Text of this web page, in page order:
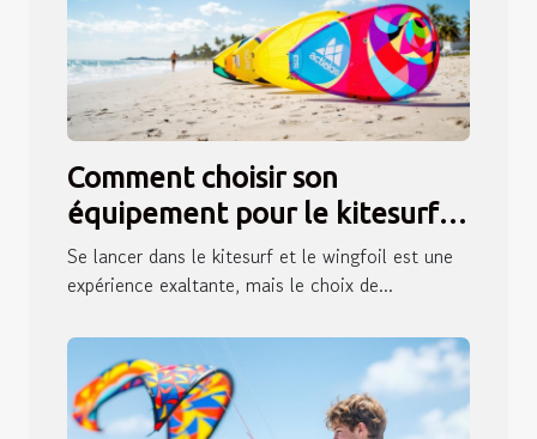
Comment choisir son
équipement pour le kitesurf
et le wingfoil ?
Se lancer dans le kitesurf et le wingfoil est une
expérience exaltante, mais le choix de...